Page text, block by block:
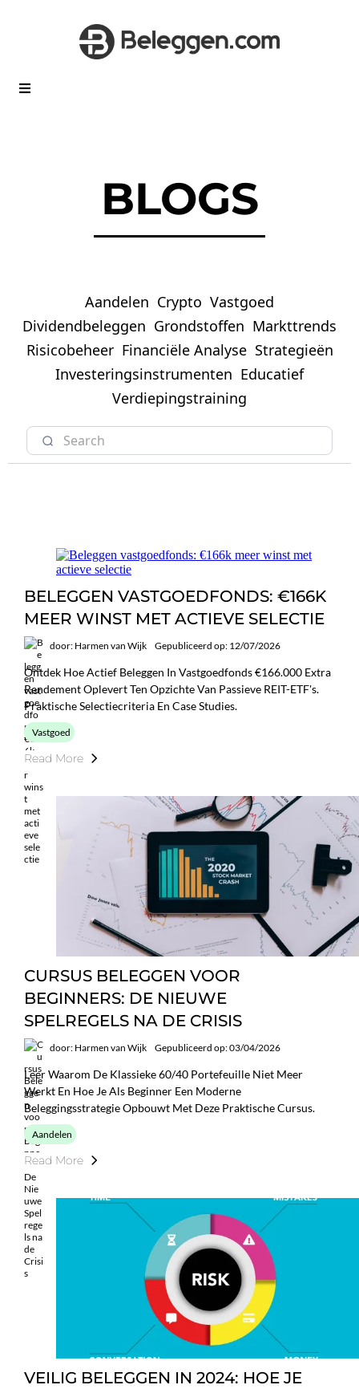
BLOGS
Aandelen Crypto Vastgoed
Dividendbeleggen Grondstoffen Markttrends
Risicobeheer Financiële Analyse Strategieën
Investeringsinstrumenten Educatief
Verdiepingstraining
BELEGGEN VASTGOEDFONDS: €166K
MEER WINST MET ACTIEVE SELECTIE
door: Harmen van Wijk Gepubliceerd op: 12/07/2026
Ontdek Hoe Actief Beleggen In Vastgoedfonds €166.000 Extra
Rendement Oplevert Ten Opzichte Van Passieve REIT-ETF's.
Praktische Selectiecriteria En Case Studies.
Vastgoed
Read More
CURSUS BELEGGEN VOOR
BEGINNERS: DE NIEUWE
SPELREGELS NA DE CRISIS
door: Harmen van Wijk Gepubliceerd op: 03/04/2026
Leer Waarom De Klassieke 60/40 Portefeuille Niet Meer
Werkt En Hoe Je Als Beginner Een Moderne
Beleggingsstrategie Opbouwt Met Deze Praktische Cursus.
Aandelen
Read More
VEILIG BELEGGEN IN 2024: HOE JE